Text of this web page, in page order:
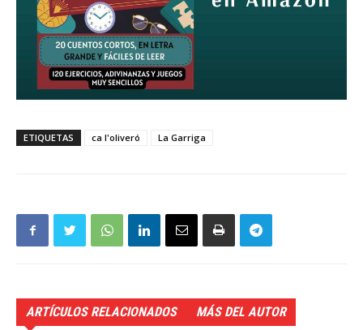
ETIQUETAS ca l'oliveró La Garriga
ARTÍCULOS RELACIONADOS MÁS DEL AUTOR